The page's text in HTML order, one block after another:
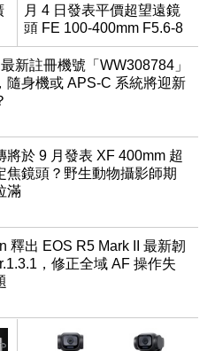
月 4 日發表平價超望遠鏡
頭 FE 100-400mm F5.6-8
新註冊機號「WW308784」
隨身機或 APS-C 系統將迎新
將於 9 月發表 XF 400mm 超
焦鏡頭？野生動物攝影師期
滿
釋出 EOS R5 Mark II 最新韌
，修正全域 AF 操作失